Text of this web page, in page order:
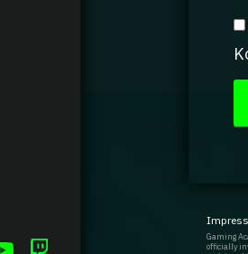
Gaming
officially